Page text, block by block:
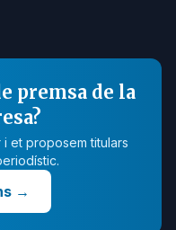
premsa de la
et proposem titulars
→